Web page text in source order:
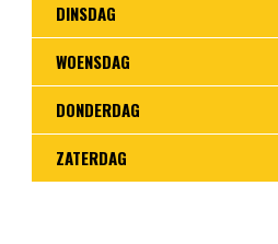
DINSDAG
WOENSDAG
DONDERDAG
ZATERDAG